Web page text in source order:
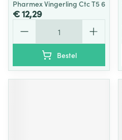
Pharmex Vingerling Ctc T5 6
€ 12,29
Bestel